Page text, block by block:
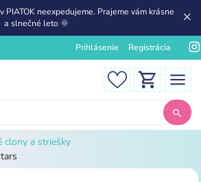
PIATOK neexpedujeme. Prajeme vám krásne
a slnečné leto 🌞
Prihlásenie Registrácia
clony a striešky